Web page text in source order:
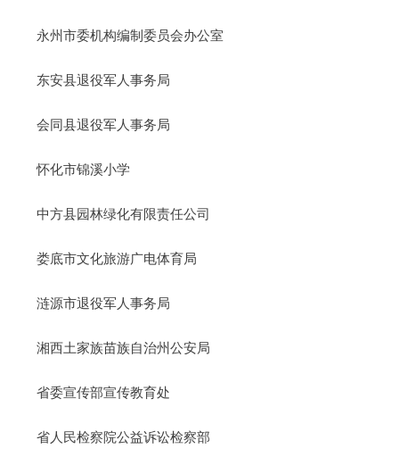
永州市委机构编制委员会办公室
东安县退役军人事务局
会同县退役军人事务局
怀化市锦溪小学
中方县园林绿化有限责任公司
娄底市文化旅游广电体育局
涟源市退役军人事务局
湘西土家族苗族自治州公安局
省委宣传部宣传教育处
省人民检察院公益诉讼检察部